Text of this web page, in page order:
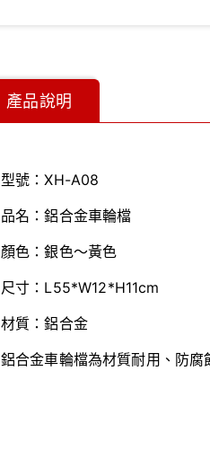
產品說明
型號：XH-A08
品名：鋁合金車輪檔
顏色：銀色～黃色
尺寸：L55*W12*H11cm
材質：鋁合金
鋁合金車輪檔為材質耐用、防